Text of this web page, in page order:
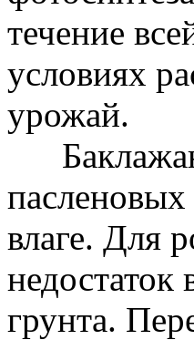
течение
условиях
урожай.
Баклажан
влаге. Для
недостаток
грунта.